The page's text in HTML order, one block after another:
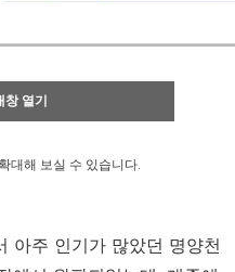
열기
대해 보실 수 있습니다.
아주 인기가 많았던 명양천